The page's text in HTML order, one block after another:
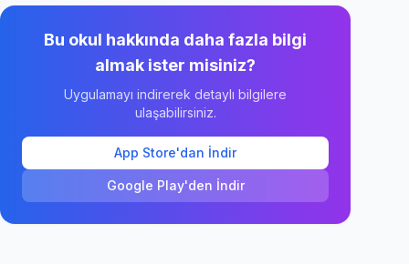
Bu okul hakkında daha fazla bilgi
almak ister misiniz?
Uygulamayı indirerek detaylı bilgilere
ulaşabilirsiniz.
App Store'dan İndir
Google Play'den İndir